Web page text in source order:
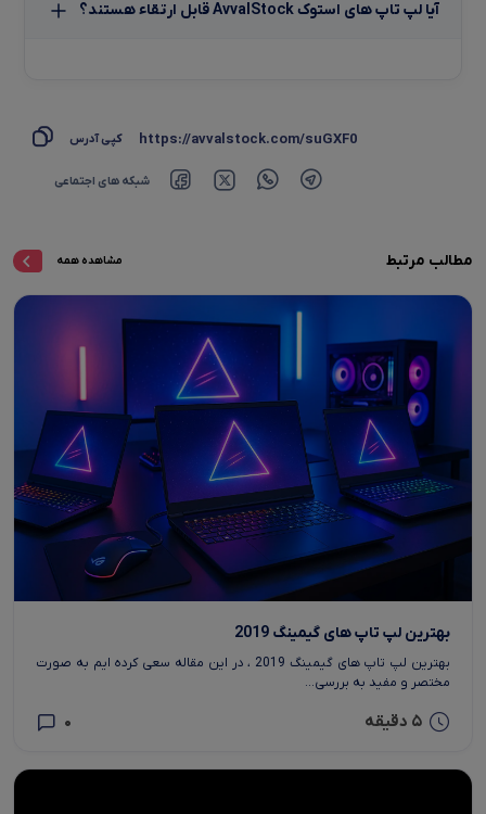
آیا لپ تاپ‌ های استوک AvvalStock قابل ارتقاء هستند؟
https://avvalstock.com/suGXF0 کپی آدرس
شبکه های اجتماعی
مطالب مرتبط مشاهده همه
بهترین لپ تاپ های گیمینگ 2019
بهترین لپ تاپ های گیمینگ 2019 ، در این مقاله سعی کرده ایم به صورت
مختصر و مفید به بررسی...
5 دقیقه 0